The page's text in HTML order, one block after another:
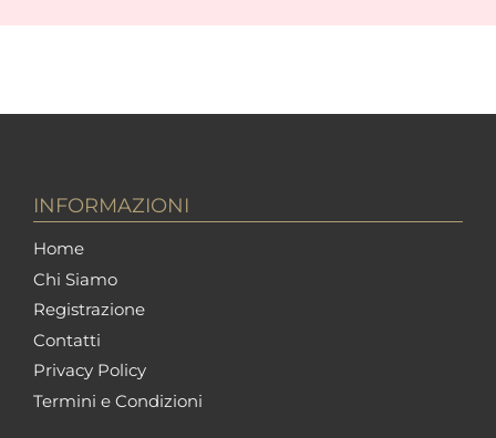
INFORMAZIONI
Home
Chi Siamo
Registrazione
Contatti
Privacy Policy
Termini e Condizioni